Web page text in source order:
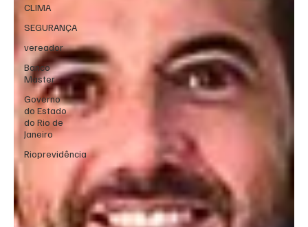
CLIMA
SEGURANÇA
vereador
Banco
Master
Governo
do Estado
do Rio de
Janeiro
Rioprevidência